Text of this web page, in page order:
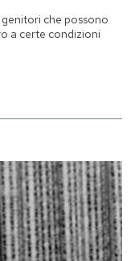
che possono
a certe condizioni